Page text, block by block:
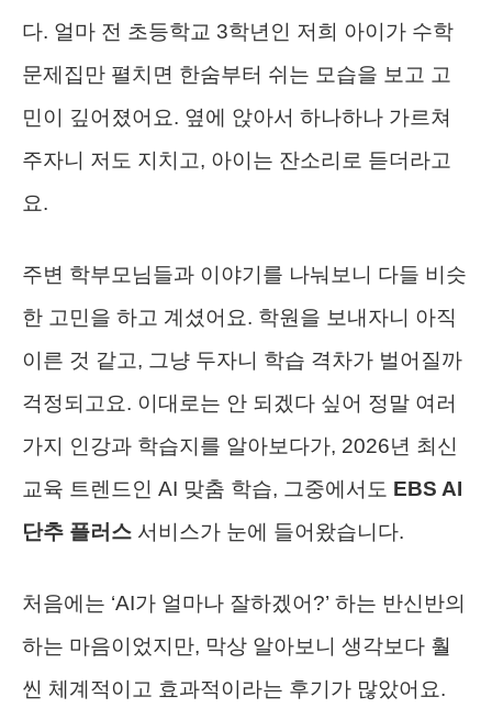
다. 얼마 전 초등학교 3학년인 저희 아이가 수학
문제집만 펼치면 한숨부터 쉬는 모습을 보고 고
민이 깊어졌어요. 옆에 앉아서 하나하나 가르쳐
주자니 저도 지치고, 아이는 잔소리로 듣더라고
요.
주변 학부모님들과 이야기를 나눠보니 다들 비슷
한 고민을 하고 계셨어요. 학원을 보내자니 아직
이른 것 같고, 그냥 두자니 학습 격차가 벌어질까
걱정되고요. 이대로는 안 되겠다 싶어 정말 여러
가지 인강과 학습지를 알아보다가, 2026년 최신
교육 트렌드인 AI 맞춤 학습, 그중에서도 EBS AI
단추 플러스 서비스가 눈에 들어왔습니다.
처음에는 ‘AI가 얼마나 잘하겠어?’ 하는 반신반의
하는 마음이었지만, 막상 알아보니 생각보다 훨
씬 체계적이고 효과적이라는 후기가 많았어요.